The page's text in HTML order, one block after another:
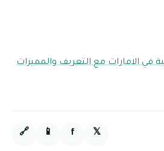
في الامارات مع التعريف والمميزات
𝕏
f
📱
🔗